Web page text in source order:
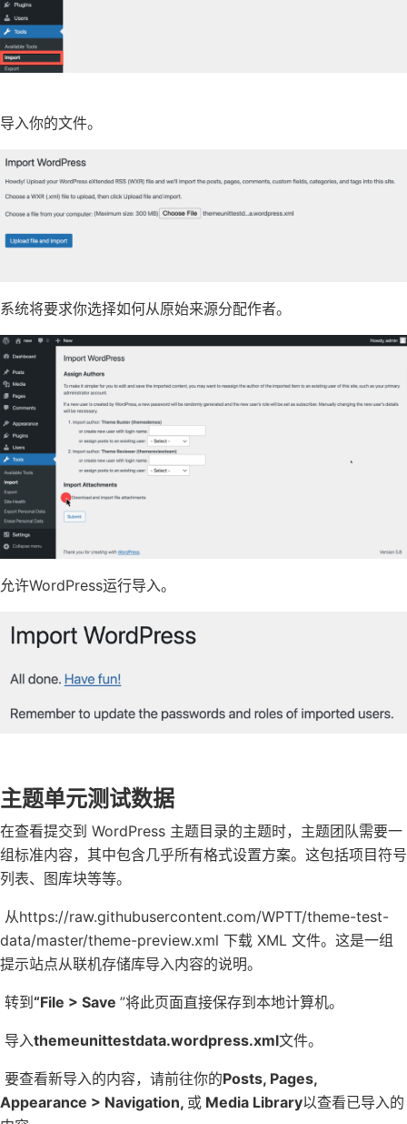
导入你的文件。
系统将要求你选择如何从原始来源分配作者。
允许WordPress运行导入。
主题单元测试数据
在查看提交到 WordPress 主题目录的主题时，主题团队需要一
组标准内容，其中包含几乎所有格式设置方案。这包括项目符号
列表、图库块等等。
从https://raw.githubusercontent.com/WPTT/theme-test-
data/master/theme-preview.xml 下载 XML 文件。这是一组
提示站点从联机存储库导入内容的说明。
转到 “File > Save ”将此页面直接保存到本地计算机。
导入themeunittestdata.wordpress.xml文件。
要查看新导入的内容，请前往你的Posts, Pages,
Appearance > Navigation, 或 Media Library以查看已导入的